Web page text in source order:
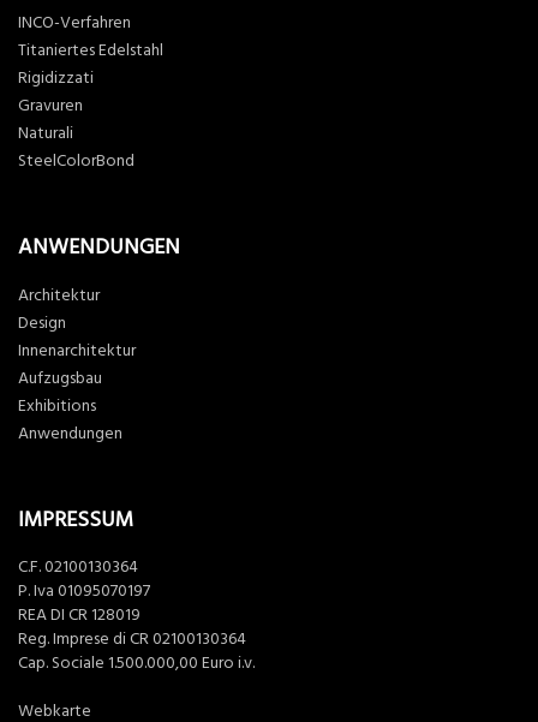
INCO-Verfahren
Titaniertes Edelstahl
Rigidizzati
Gravuren
Naturali
SteelColorBond
ANWENDUNGEN
Architektur
Design
Innenarchitektur
Aufzugsbau
Exhibitions
Anwendungen
IMPRESSUM
C.F. 02100130364
P. Iva 01095070197
REA DI CR 128019
Reg. Imprese di CR 02100130364
Cap. Sociale 1.500.000,00 Euro i.v.
Webkarte